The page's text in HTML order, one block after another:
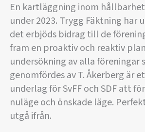
En kartläggning inom
under 2023. Trygg Fäktning har
det erbjöds bidrag till de
fram en proaktiv och reaktiv
undersökning av alla föreningar
genomfördes av T. Åkerberg är
underlag för SvFF och SDF att
nuläge och önskade läge.
utgå ifrån.